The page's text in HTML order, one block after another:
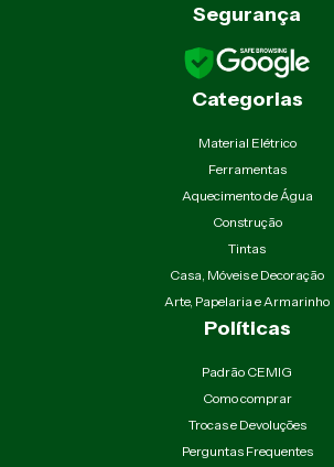
Segurança
Categorias
Material Elétrico
Ferramentas
Aquecimento de Água
Construção
Tintas
Casa, Móveis e Decoração
Arte, Papelaria e Armarinho
Políticas
Padrão CEMIG
Como comprar
Trocas e Devoluções
Perguntas Frequentes